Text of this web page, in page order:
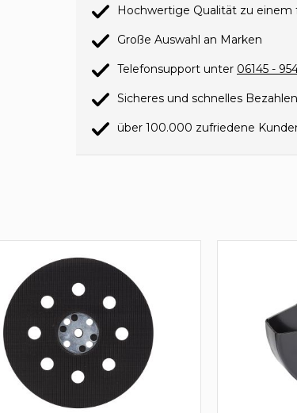
Hochwertige Qualität zu einem
Große Auswahl an Marken
Telefonsupport unter 06145 -
Sicheres und schnelles Bezahlen
über 100.000 zufriedene